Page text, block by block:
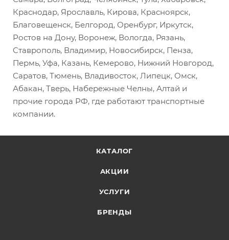
Краснодар, Ярославль, Кирова, Красноярск,
Благовещенск, Белгород, Оренбург, Иркутск,
Ростов на Дону, Воронеж, Вологда, Рязань,
Ставрополь, Владимир, Новосибирск, Пенза,
Пермь, Уфа, Казань, Кемерово, Нижний Новгород,
Саратов, Тюмень, Владивосток, Липецк, Омск,
Абакан, Тверь, Набережные Челны, Алтай и
прочие города РФ, где работают транспортные
компании.
КАТАЛОГ
АКЦИИ
УСЛУГИ
БРЕНДЫ